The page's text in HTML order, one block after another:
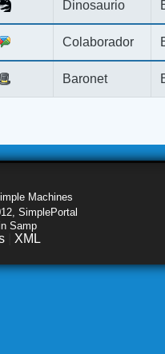
Dinosaurio
Colaborador
Baronet
Machines
SimplePortal
Samp
XML